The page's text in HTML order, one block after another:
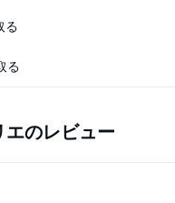
る
る
エのレビュー